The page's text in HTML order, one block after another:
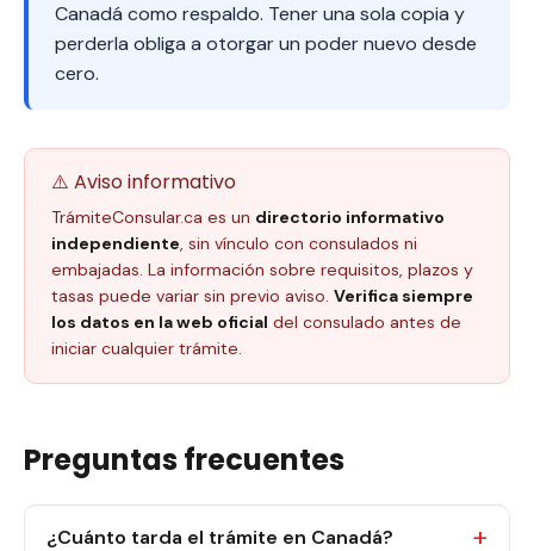
Canadá como respaldo. Tener una sola copia y
perderla obliga a otorgar un poder nuevo desde
cero.
⚠️ Aviso informativo
TrámiteConsular.ca es un directorio informativo
independiente, sin vínculo con consulados ni
embajadas. La información sobre requisitos, plazos y
tasas puede variar sin previo aviso. Verifica siempre
los datos en la web oficial del consulado antes de
iniciar cualquier trámite.
Preguntas frecuentes
¿Cuánto tarda el trámite en Canadá?